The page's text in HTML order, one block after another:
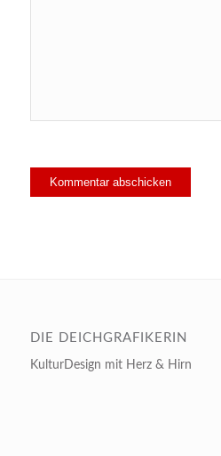
DIE DEICHGRAFIKERIN
KulturDesign mit Herz & Hirn